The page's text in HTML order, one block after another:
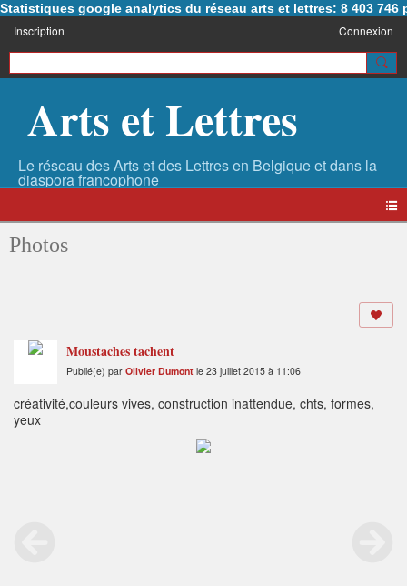
Statistiques google analytics du réseau arts et lettres: 8 403 746
Inscription Connexion
Arts et Lettres
Photos
Moustaches tachent
Publié(e) par Olivier Dumont le 23 juillet 2015 à 11:06
créativité,couleurs vives, construction inattendue, chts, formes,
yeux